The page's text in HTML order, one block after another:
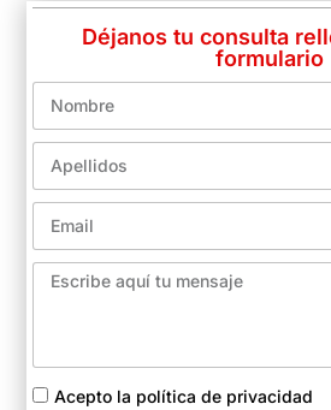
Déjanos tu consulta
formulario
Acepto la política de privacidad